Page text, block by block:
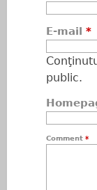
E-mail *
public.
Comment *